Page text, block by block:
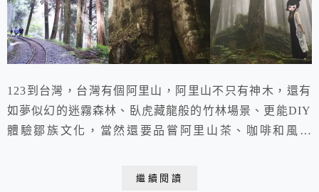
123到台灣，台灣有個阿里山，阿里山不只有神木，還有
如夢似幻的迷霧森林、臥虎藏龍般的竹林場景、更能DIY
體驗鄒族文化，當然還要品嘗阿里山茶、咖啡和風味
繼續閱讀